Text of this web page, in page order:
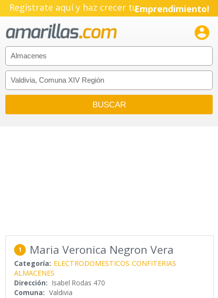
Regístrate aquí y haz crecer tuEmprendimiento!

1 Maria Veronica Negron Vera
Categoría: ELECTRODOMESTICOS CONFITERIAS
ALMACENES
Dirección: Isabel Rodas 470
Comuna: Valdivia